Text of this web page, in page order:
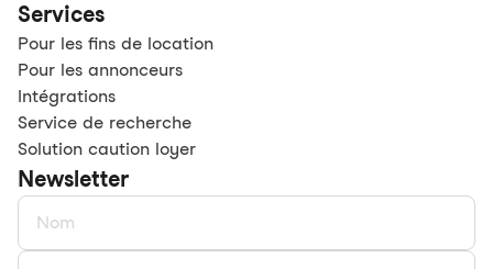
Services
Pour les fins de location
Pour les annonceurs
Intégrations
Service de recherche
Solution caution loyer
Newsletter